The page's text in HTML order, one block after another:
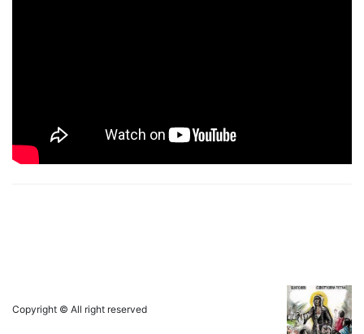
Copyright © All right reserved